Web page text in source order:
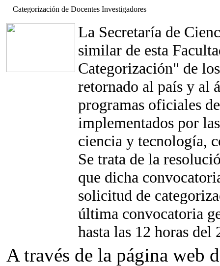
Categorización de Docentes Investigadores
La Secretaría de
similar de esta
Categorización" de
retornado al país y al
programas oficiales
implementados por
ciencia y tecnología,
Se trata de la
que dicha
solicitud de
última convocatoria
hasta las 12 horas
A través de la página web